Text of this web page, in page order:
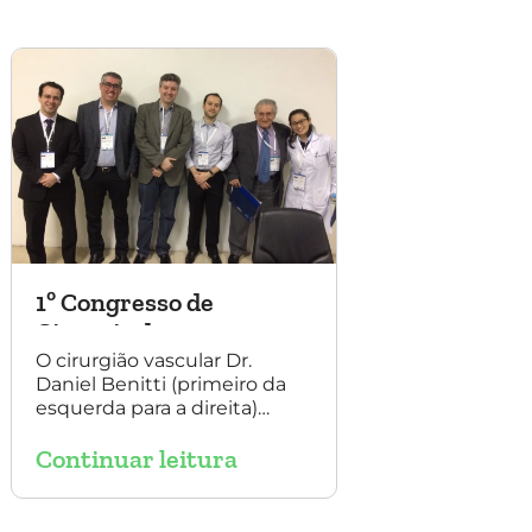
1º Congresso de
Cirurgia da
Universidade Santo
Amaro
O cirurgião vascular Dr.
Daniel Benitti (primeiro da
esquerda para a direita)
de Cirurgia da Universidade
casos de cirurgia
Continuar leitura